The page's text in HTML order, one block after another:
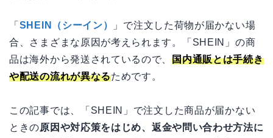
「 SHEIN（シーイン）
」で注文した荷物が届かない場
合、さまざまな原因が考えられます。「SHEIN」の商
品は海外から発送されているので、国内通販とは手続き
や配送の流れが異なるためです。
この記事では、「SHEIN」で注文した商品が届かない
ときの原因や対応策をはじめ、返金や問い合わせ方法に